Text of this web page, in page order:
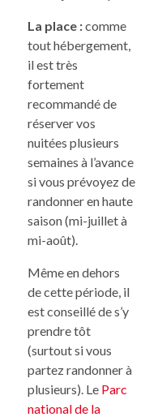
La place :comme
tout hébergement,
il est très
fortement
recommandé de
réserver vos
nuitées plusieurs
semaines à l’avance
si vous prévoyez de
randonner en haute
saison (mi-juillet à
mi-août).
Même en dehors
de cette période, il
est conseillé de s’y
prendre tôt
(surtout si vous
partez randonner à
plusieurs). Le Parc
national de la